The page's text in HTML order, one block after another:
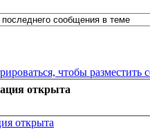
чтобы разместить
открыта